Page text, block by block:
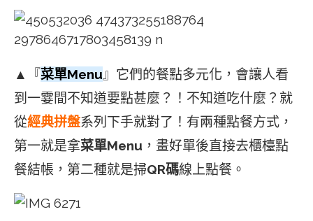
▲『菜單Menu 』它們的餐點多元化，會讓人看
到一霎間不知道要點甚麼？！不知道吃什麼？就
從經典拼盤系列下手就對了！有兩種點餐方式，
第一就是拿菜單Menu ，畫好單後直接去櫃檯點
餐結帳，第二種就是掃QR碼線上點餐。